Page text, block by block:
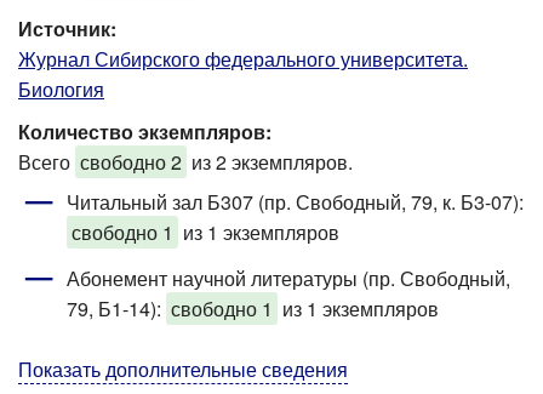
Источник:
Журнал Сибирского федерального университета.
Биология
Количество экземпляров:
Всего свободно 2 из 2 экземпляров.
Читальный зал Б307 (пр. Свободный, 79, к. Б3-07):
свободно 1 из 1 экземпляров
Абонемент научной литературы (пр. Свободный,
79, Б1-14): свободно 1 из 1 экземпляров
Показать дополнительные сведения